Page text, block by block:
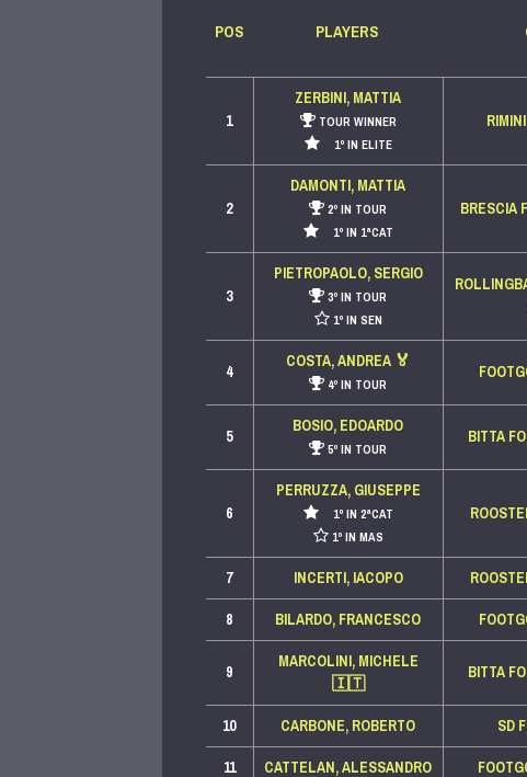
POS PLAYERS
1
ZERBINI, MATTIA
TOUR WINNER
1º IN ELITE
2
DAMONTI, MATTIA
2º IN TOUR
1º IN 1ªCAT
BRESCIA
3
PIETROPAOLO, SERGIO
3º IN TOUR
1º IN SEN
4 COSTA, ANDREA 🏅
4º IN TOUR
5 BOSIO, EDOARDO
5º IN TOUR BITTA
6
PERRUZZA, GIUSEPPE
1º IN 2ªCAT
1º IN MAS
7 INCERTI, IACOPO
8
BILARDO, FRANCESCO
9
MARCOLINI, MICHELE
🇮🇹
BITTA
10
CARBONE, ROBERTO SD
11
CATTELAN, ALESSANDRO